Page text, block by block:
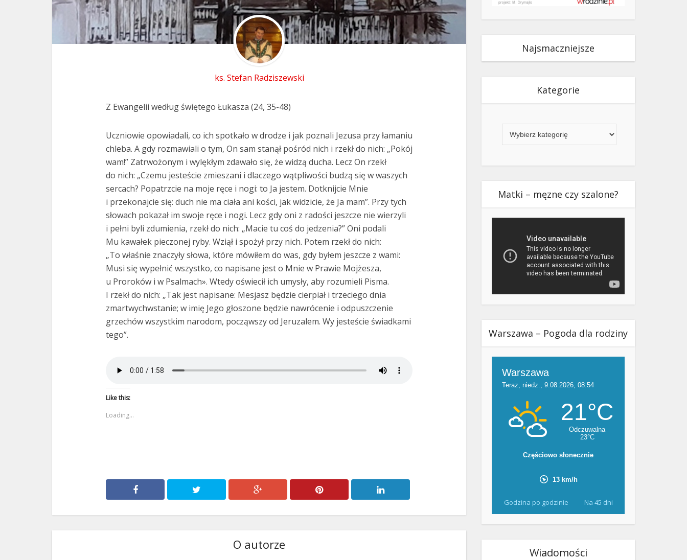
ks. Stefan Radziszewski
Z Ewangelii według świętego Łukasza (24, 35-48)
Uczniowie opowiadali, co ich spotkało w drodze i jak poznali Jezusa przy łamaniu
chleba. A gdy rozmawiali o tym, On sam stanął pośród nich i rzekł do nich: „Pokój
wam!” Zatrwożonym i wylękłym zdawało się, że widzą ducha. Lecz On rzekł
do nich: „Czemu jesteście zmieszani i dlaczego wątpliwości budzą się w waszych
sercach? Popatrzcie na moje ręce i nogi: to Ja jestem. Dotknijcie Mnie
i przekonajcie się: duch nie ma ciała ani kości, jak widzicie, że Ja mam”. Przy tych
słowach pokazał im swoje ręce i nogi. Lecz gdy oni z radości jeszcze nie wierzyli
i pełni byli zdumienia, rzekł do nich: „Macie tu coś do jedzenia?” Oni podali
Mu kawałek pieczonej ryby. Wziął i spożył przy nich. Potem rzekł do nich:
„To właśnie znaczyły słowa, które mówiłem do was, gdy byłem jeszcze z wami:
Musi się wypełnić wszystko, co napisane jest o Mnie w Prawie Mojżesza,
u Proroków i w Psalmach». Wtedy oświecił ich umysły, aby rozumieli Pisma.
I rzekł do nich: „Tak jest napisane: Mesjasz będzie cierpiał i trzeciego dnia
zmartwychwstanie; w imię Jego głoszone będzie nawrócenie i odpuszczenie
grzechów wszystkim narodom, począwszy od Jeruzalem. Wy jesteście świadkami
tego”.
Like this:
Loading...
O autorze
Najsmaczniejsze
Kategorie
Matki – męzne czy szalone?
Warszawa – Pogoda dla rodziny
Godzina po godzinie Na 45 dni
Wiadomości